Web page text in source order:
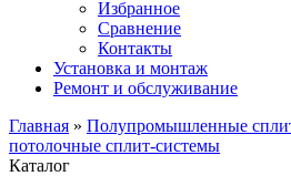
Избранное
Сравнение
Контакты
Установка и монтаж
Ремонт и обслуживание
Главная » Полупромышленные
потолочные сплит-системы
Каталог